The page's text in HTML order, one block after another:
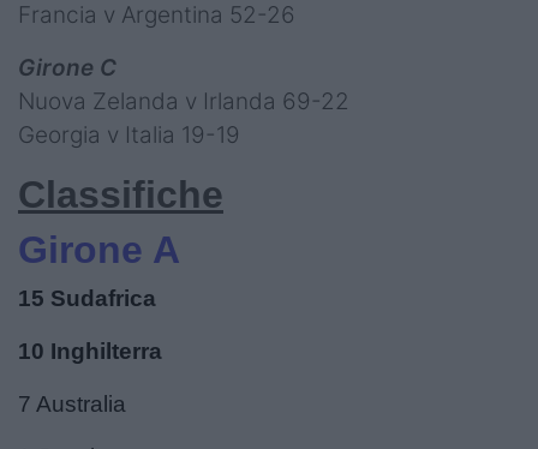
Francia v Argentina 52-26
Girone C
Nuova Zelanda v Irlanda 69-22
Georgia v Italia 19-19
Classifiche
Girone A
15 Sudafrica
10 Inghilterra
7 Australia